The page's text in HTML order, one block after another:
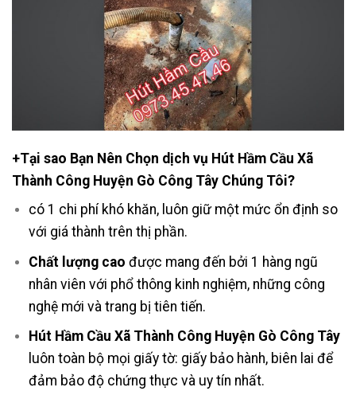
+Tại sao Bạn Nên Chọn dịch vụ Hút Hầm Cầu Xã
Thành Công Huyện Gò Công Tây Chúng Tôi?
có 1 chi phí khó khăn, luôn giữ một mức ổn định so
với giá thành trên thị phần.
Chất lượng cao được mang đến bởi 1 hàng ngũ
nhân viên với phổ thông kinh nghiệm, những công
nghệ mới và trang bị tiên tiến.
Hút Hầm Cầu Xã Thành Công Huyện Gò Công Tây
luôn toàn bộ mọi giấy tờ: giấy bảo hành, biên lai để
đảm bảo độ chứng thực và uy tín nhất.